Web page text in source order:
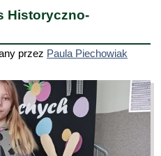
Historyczno-
przez Paula Piechowiak